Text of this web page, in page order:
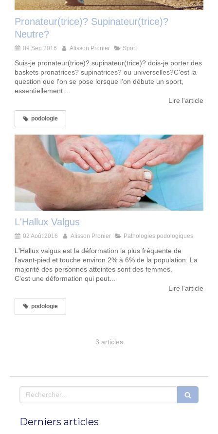
Pronateur(trice)? Supinateur(trice)?
Neutre?
09 Sep 2016 Alisson Pronier Sport
Suis-je pronateur(trice)? supinateur(trice)? dois-je porter des
baskets pronatrices? supinatrices? ou universelles?C'est la
question que l'on se pose lorsque l'on débute un sport,
essentiellement ...
Lire l'article
podologie
L'Hallux Valgus
02 Août 2016 Alisson Pronier Pathologies podologiques
L'Hallux valgus est la déformation la plus fréquente de
l'avant-pied et touche environ 2% à 6% de la population. La
majorité des personnes atteintes sont des femmes.
C'est une déformation qui peut...
Lire l'article
podologie
3 articles
Rechercher
Derniers articles